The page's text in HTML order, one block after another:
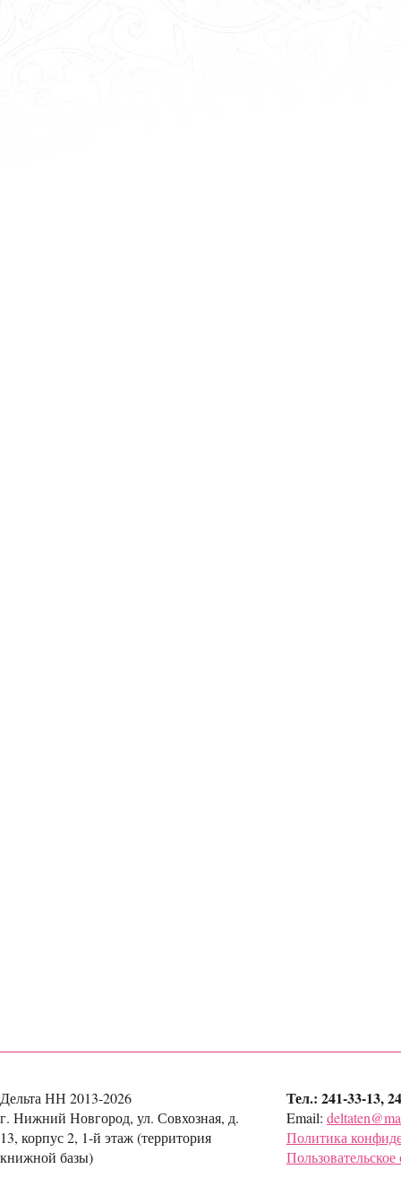
Дельта НН 2013-2026
г. Нижний Новгород, ул. Совхозная, д.
13, корпус 2, 1-й этаж (территория
книжной базы)
Тел.: 241-33-13,
Email:
Политика